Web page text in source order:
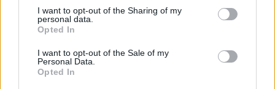
I want to opt-out of the Sharing of my
personal data.
Opted In
I want to opt-out of the Sale of my
Personal Data.
Opted In